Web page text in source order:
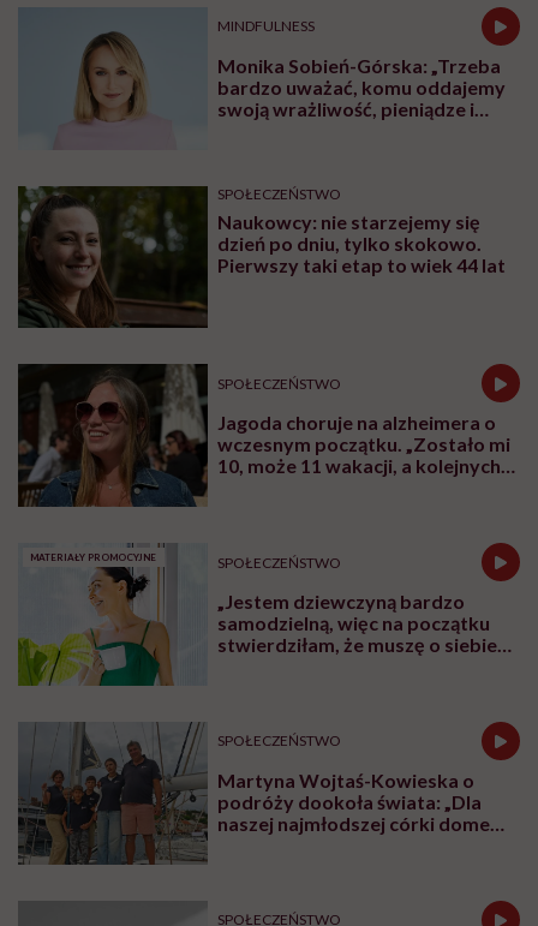
Czy obecność rodziców przy
hospitalizowanych dzieciach naprawdę
odpowiedź świata nauki jest jednoznaczna:
tak. Opieka skoncentrowana na rodzinie nie
jest dodatkiem do terapii, ale jej integralną
częścią.
Posłuchaj
Wysłuchasz w 65 min
W rozmowie z Karoliną Wierzbińską Katarzyna
Rodziewicz, prezeska Fundacji Dom Ronalda
McDonalda Polska opowiada o tym, dlaczego dzieci,
przy których są rodzice, zdrowieją szybciej i lepiej
szpitalach, o potrzebie bliskości, komunikacji i o tym,
dlaczego rodzic nie może czuć się tam jak intruz.
Posłuchajpodcastu
Posłuchaj nas również na: